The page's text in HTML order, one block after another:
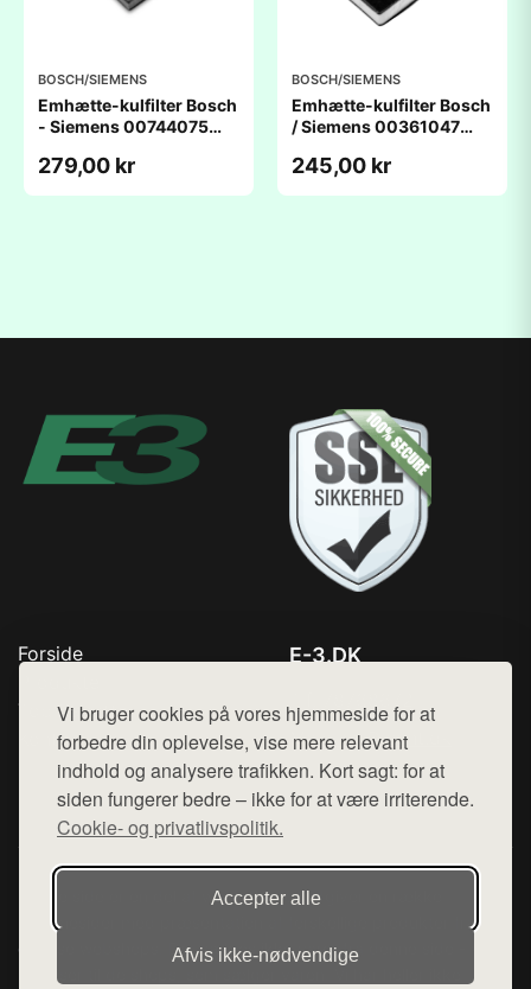
Vi bruger cookies på vores hjemmeside for at
forbedre din oplevelse, vise mere relevant
indhold og analysere trafikken. Kort sagt: for at
siden fungerer bedre – ikke for at være irriterende.
Cookie- og privatlivspolitik.
Accepter alle
Afvis ikke‑nødvendige
BOSCH/SIEMENS
Emhætte-kulfilter Bosch
- Siemens 00744075
kompatibelt
279,00 kr
BOSCH/SIEMENS
Emhætte-kulfilter Bosch
/ Siemens 00361047
kompatibelt
245,00 kr
Forside
Top Rabatter
Kontakt
E-3.DK
Mail: hej@want.dk
Cookie- og privatlivspolitik
Denne side er en del af want.dk, der udgiver en række
hjemmesider med præsentation af forskellige produkter fra
diverse webshops. Der sælges ikke varer fra denne side - vi
henviser til de shops, som sælger varen. Vi har heller ikke